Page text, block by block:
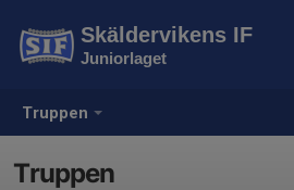
Truppen
Skäldervikens IF
Juniorlaget
Truppen